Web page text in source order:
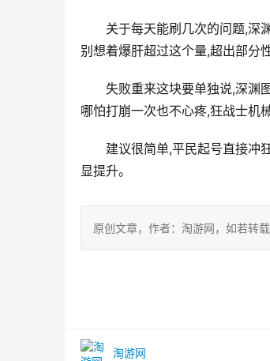
关于每天能刷几次的问题,深
别想着爆肝超过这个量,超出部分
失败重来这块要单独说,深渊
哪怕打崩一次也不心疼,狂战士机
建议很简单,平民起号直接冲
显提升。
原创文章，作者：淘游网，如若
淘游网